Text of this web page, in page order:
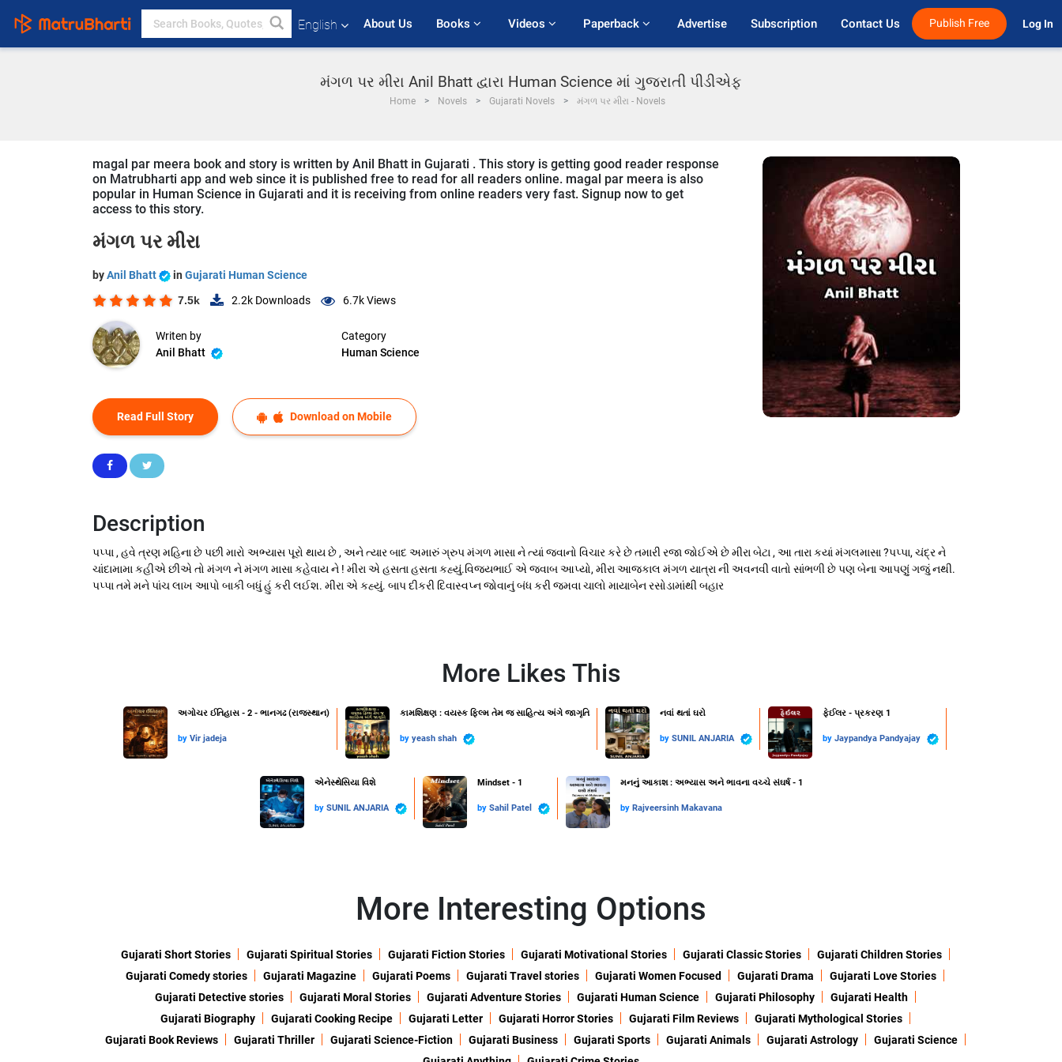
English About Us Books Videos Paperback Advertise Subscription Contact Us Publish Free Log In
મંગળ પર મીરા Anil Bhatt દ્વારા Human Science માં ગુજરાતી પીડીએફ
Home Novels Gujarati Novels મંગળ પર મીરા - Novels
magal par meera book and story is written by Anil Bhatt in Gujarati . This story is getting good reader response
on Matrubharti app and web since it is published free to read for all readers online. magal par meera is also
popular in Human Science in Gujarati and it is receiving from online readers very fast. Signup now to get
access to this story.
મંગળ પર મીરા
byAnil Bhatt in Gujarati Human Science
7.5k 2.2k Downloads 6.7kViews
Writen by
Anil Bhatt
Category
Human Science
Read Full Story Download on Mobile
Description
પપ્પા , હવે ત્રણ મહિના છે પછી મારો અભ્યાસ પૂરો થાય છે , અને ત્યાર બાદ અમારું ગ્રુપ મંગળ માસા ને ત્યાં જવાનો વિચાર કરે છે તમારી રજા જોઈએ છે મીરા બેટા , આ તારા કયાં મંગલમાસા ?પપ્પા, ચંદ્ર ને
ચાંદામામા કહીએ છીએ તો મંગળ ને મંગળ માસા કહેવાય ને ! મીરા એ હસતા હસતા કહ્યું.વિજયભાઈ એ જવાબ આપ્યો, મીરા આજકાલ મંગળ યાત્રા ની અવનવી વાતો સાંભળી છે પણ બેના આપણું ગજું નથી.
પપ્પા તમે મને પાંચ લાખ આપો બાકી બધું હું કરી લઈશ. મીરા એ કહ્યું. બાપ દીકરી દિવાસ્વપ્ન જોવાનું બંધ કરી જમવા ચાલો માયાબેન રસોડામાંથી બહાર
More Likes This
અગોચર ઈતિહાસ - 2 - ભાનગઢ (રાજસ્થાન)
by Vir jadeja
કામશિક્ષણ : વયસ્ક ફિલ્મ તેમ જ સાહિત્ય અંગે જાગૃતિ
by yeash shah
નવાં થતાં ઘરો
by SUNIL ANJARIA
ફેઈલર - પ્રકરણ 1
by Jaypandya Pandyajay
એનેસ્થેસિયા વિશે
by SUNIL ANJARIA
Mindset - 1
by Sahil Patel
મનનું આકાશ : અભ્યાસ અને ભાવના વચ્ચે સંઘર્ષ - 1
by Rajveersinh Makavana
More Interesting Options
Gujarati Short Stories Gujarati Spiritual Stories Gujarati Fiction Stories Gujarati Motivational Stories Gujarati Classic Stories
Gujarati Children Stories
Gujarati Comedy stories
Gujarati Magazine Gujarati Poems Gujarati Travel stories Gujarati Women Focused Gujarati Drama
Gujarati Love Stories
Gujarati Detective stories
Gujarati Moral Stories Gujarati Adventure Stories Gujarati Human Science Gujarati Philosophy
Gujarati Health
Gujarati Biography
Gujarati Cooking Recipe Gujarati Letter Gujarati Horror Stories Gujarati Film Reviews
Gujarati Mythological Stories
Gujarati Book Reviews
Gujarati Thriller Gujarati Science-Fiction Gujarati Business Gujarati Sports Gujarati Animals Gujarati Astrology
Gujarati Science